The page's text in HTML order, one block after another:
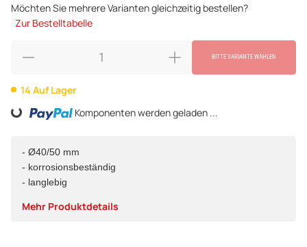
Möchten Sie mehrere Varianten gleichzeitig bestellen?
Zur Bestelltabelle
BITTE VARIANTE WÄHLEN
14 Auf Lager
Loading... Komponenten werden geladen ...
- Ø40/50 mm
- korrosionsbeständig
- langlebig
Mehr Produktdetails